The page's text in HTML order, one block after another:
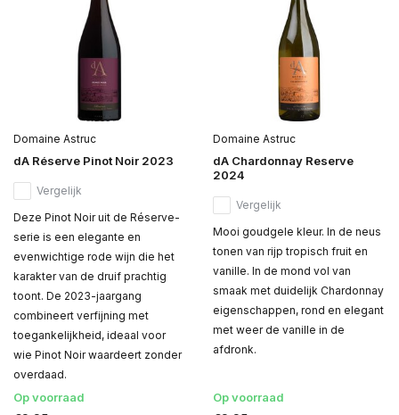
Domaine Astruc
dA Réserve Pinot Noir 2023
Vergelijk
Deze Pinot Noir uit de Réserve-
serie is een elegante en
evenwichtige rode wijn die het
karakter van de druif prachtig
toont. De 2023-jaargang
combineert verfijning met
toegankelijkheid, ideaal voor
wie Pinot Noir waardeert zonder
overdaad.
Op voorraad
Domaine Astruc
dA Chardonnay Reserve
2024
Vergelijk
Mooi goudgele kleur. In de neus
tonen van rijp tropisch fruit en
vanille. In de mond vol van
smaak met duidelijk Chardonnay
eigenschappen, rond en elegant
met weer de vanille in de
afdronk.
Op voorraad